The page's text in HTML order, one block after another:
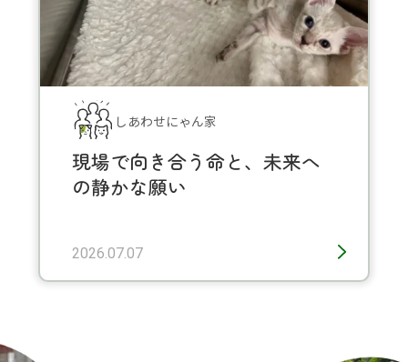
しあわせにゃん家
現場で向き合う命と、未来へ
の静かな願い
2026.07.07